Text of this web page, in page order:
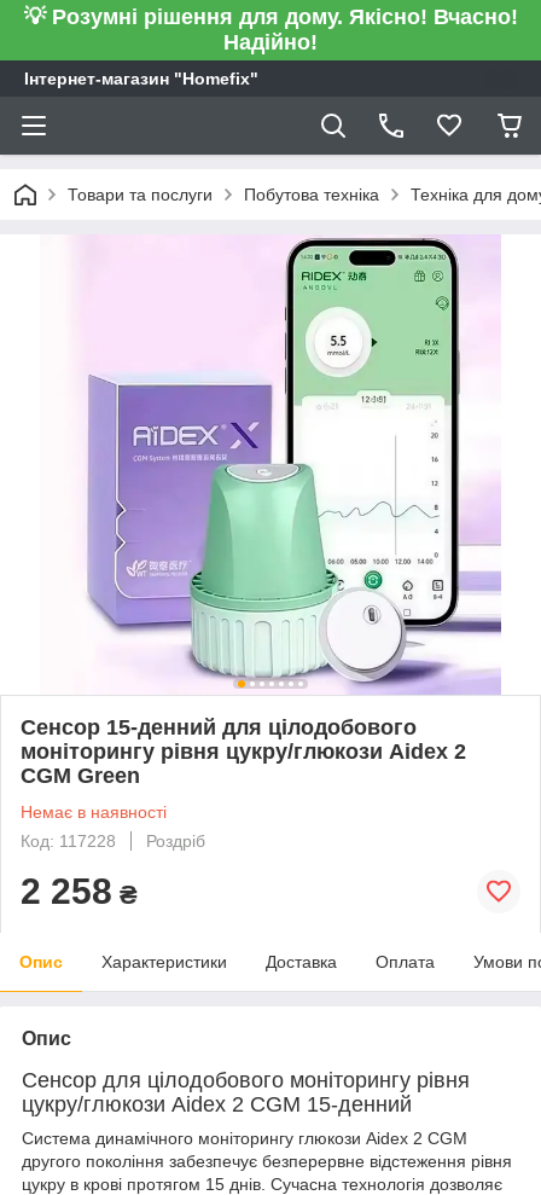
💡 Розумні рішення для дому. Якісно! Вчасно!
Надійно!
Інтернет-магазин "Homefix"
Товари та послуги Побутова техніка Техніка для
Сенсор 15-денний для цілодобового
моніторингу рівня цукру/глюкози Aidex 2
CGM Green
Немає в наявності
Код: 117228
Роздріб
2 258 ₴
Опис Характеристики Доставка Оплата Умови
Опис
Сенсор для цілодобового моніторингу рівня
цукру/глюкози Aidex 2 CGM 15-денний
Система динамічного моніторингу глюкози Aidex 2 CGM
другого покоління забезпечує безперервне відстеження рівня
цукру в крові протягом 15 днів. Сучасна технологія дозволяє